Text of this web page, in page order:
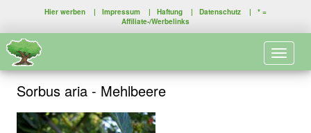
Hier werben | Impressum | Haftung | Datenschutz | * =
Affiliate-/Werbelinks
Sorbus aria - Mehlbeere